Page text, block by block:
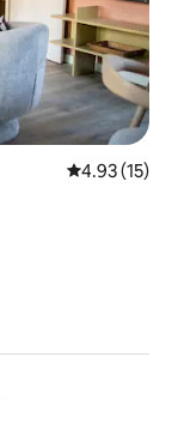
平均评分
4.93 (15)